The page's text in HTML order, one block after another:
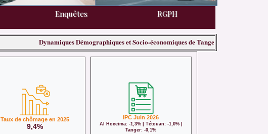
Enquêtes
Enquêtes RGPH
RGPH
Dynamiques Démographiques et Socio-économiques de Tanger Tétouan Al Hoceima
Taux de chômage en 2025
9,4%
IPC Juin 2026
Al Hoceima: -1,3% | Tétouan: -1,0% |
Tanger: -0,1%